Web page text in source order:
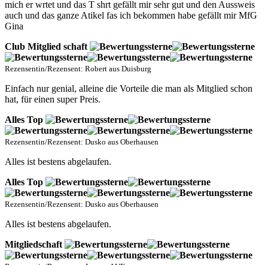
mich er wrtet und das T shrt gefällt mir sehr gut und den Aussweis
auch und das ganze Atikel fas ich bekommen habe gefällt mir MfG
Gina
Club Mitglied schaft
Rezensentin/Rezensent: Robert aus Duisburg
Einfach nur genial, alleine die Vorteile die man als Mitglied schon
hat, für einen super Preis.
Alles Top
Rezensentin/Rezensent: Dusko aus Oberhausen
Alles ist bestens abgelaufen.
Alles Top
Rezensentin/Rezensent: Dusko aus Oberhausen
Alles ist bestens abgelaufen.
Mitgliedschaft